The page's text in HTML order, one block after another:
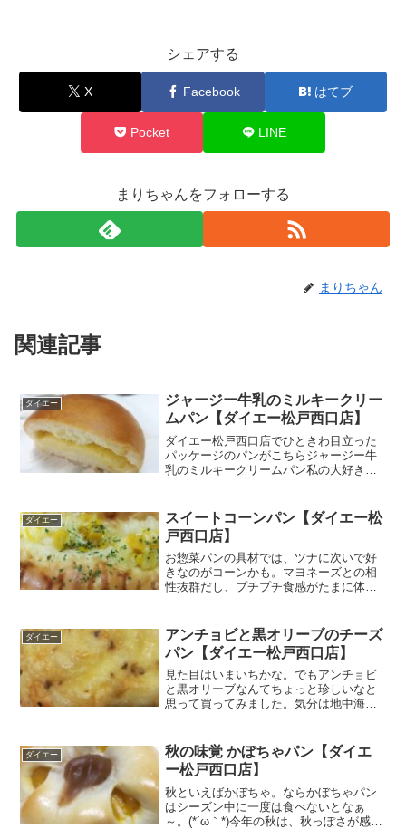
シェアする
X Facebook はてブ
Pocket LINE
まりちゃんをフォローする
まりちゃん
関連記事
ダイエー
ジャージー牛乳のミルキークリー
ムパン【ダイエー松戸西口店】
ダイエー松戸西口店でひときわ目立った
パッケージのパンがこちらジャージー牛
乳のミルキークリームパン私の大好きな
て読むのね。よめんわぁ～。この艶感、
すべすべ感に何となく嫉...
ダイエー
スイートコーンパン【ダイエー松
戸西口店】
お惣菜パンの具材では、ツナに次いで好
きなのがコーンかも。マヨネーズとの相
性抜群だし、プチプチ食感がたまに体が
バジルまでかかっててイタリアーナな見
た目だわぁ～。食べる直前...
ダイエー
アンチョビと黒オリーブのチーズ
パン【ダイエー松戸西口店】
見た目はいまいちかな。でもアンチョビ
と黒オリーブなんてちょっと珍しいなと
思って買ってみました。気分は地中海へ
目の悪さが消えました。いつの間にか美
味しそうに思えてきた...
ダイエー
秋の味覚 かぼちゃパン【ダイエ
ー松戸西口店】
秋といえばかぼちゃ。ならかぼちゃパン
はシーズン中に一度は食べないとなぁ
～。(*´ω｀*)今年の秋は、秋っぽさが感じ